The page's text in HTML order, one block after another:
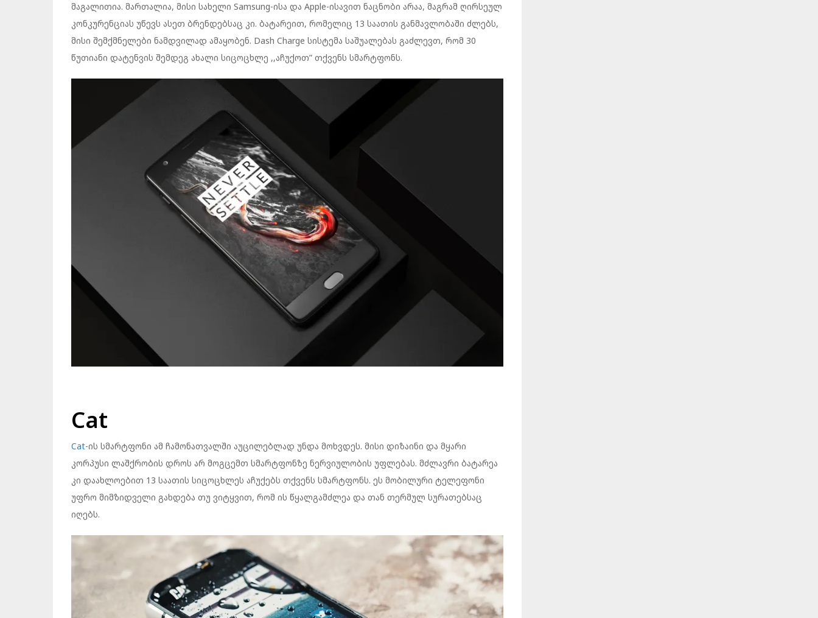
მაგალითია. მართალია, მისი სახელი Samsung-ისა და Apple-ისავით ნაცნობი არაა, მაგრამ ღირსეულ
კონკურენციას უწევს ასეთ ბრენდებსაც კი. ბატარეით, რომელიც 13 საათის განმავლობაში ძლებს,
მისი შემქმნელები ნამდვილად ამაყობენ. Dash Charge სისტემა საშუალებას გაძლევთ, რომ 30
წუთიანი დატენვის შემდეგ ახალი სიცოცხლე ,,აჩუქოთ” თქვენს სმარტფონს.
Cat
Cat-ის სმარტფონი ამ ჩამონათვალში აუცილებლად უნდა მოხვდეს. მისი დიზაინი და მყარი
კორპუსი ლაშქრობის დროს არ მოგცემთ სმარტფონზე ნერვიულობის უფლებას. მძლავრი ბატარეა
კი დაახლოებით 13 საათის სიცოცხლეს აჩუქებს თქვენს სმარტფონს. ეს მობილური ტელეფონი
უფრო მიმზიდველი გახდება თუ ვიტყვით, რომ ის წყალგამძლეა და თან თერმულ სურათებსაც
იღებს.